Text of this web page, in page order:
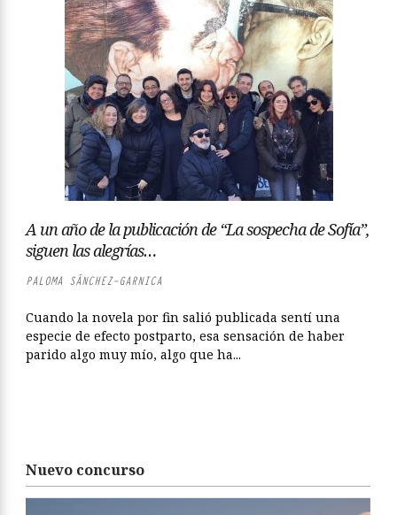
A un año de la publicación de “La sospecha de Sofía”,
siguen las alegrías…
PALOMA SÁNCHEZ-GARNICA
Cuando la novela por fin salió publicada sentí una
especie de efecto postparto, esa sensación de haber
parido algo muy mío, algo que ha...
Nuevo concurso